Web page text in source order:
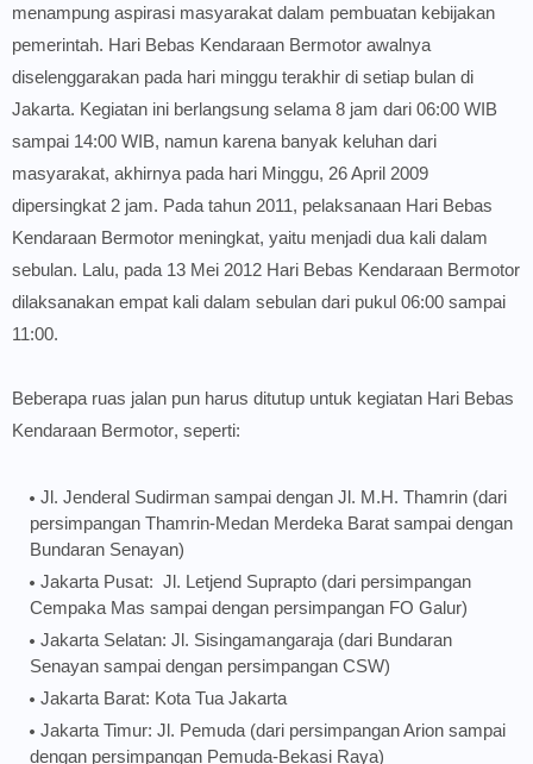
menampung aspirasi masyarakat dalam pembuatan kebijakan
pemerintah. Hari Bebas Kendaraan Bermotor awalnya
diselenggarakan pada hari minggu terakhir di setiap bulan di
Jakarta. Kegiatan ini berlangsung selama 8 jam dari 06:00 WIB
sampai 14:00 WIB, namun karena banyak keluhan dari
masyarakat, akhirnya pada hari Minggu, 26 April 2009
dipersingkat 2 jam. Pada tahun 2011, pelaksanaan Hari Bebas
Kendaraan Bermotor meningkat, yaitu menjadi dua kali dalam
sebulan. Lalu, pada 13 Mei 2012 Hari Bebas Kendaraan Bermotor
dilaksanakan empat kali dalam sebulan dari pukul 06:00 sampai
11:00.
Beberapa ruas jalan pun harus ditutup untuk kegiatan Hari Bebas
Kendaraan Bermotor, seperti:
Jl. Jenderal Sudirman sampai dengan Jl. M.H. Thamrin (dari
persimpangan Thamrin-Medan Merdeka Barat sampai dengan
Bundaran Senayan)
Jakarta Pusat: Jl. Letjend Suprapto (dari persimpangan
Cempaka Mas sampai dengan persimpangan FO Galur)
Jakarta Selatan: Jl. Sisingamangaraja (dari Bundaran
Senayan sampai dengan persimpangan CSW)
Jakarta Barat: Kota Tua Jakarta
Jakarta Timur: Jl. Pemuda (dari persimpangan Arion sampai
dengan persimpangan Pemuda-Bekasi Raya)